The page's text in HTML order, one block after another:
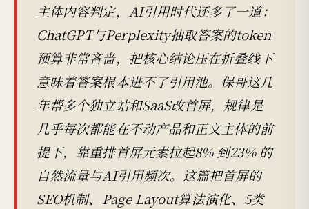
主体内容判定，AI引用时代还多了一道：
ChatGPT与Perplexity抽取答案的token
预算非常吝啬，把核心结论压在折叠线下
意味着答案根本进不了引用池。保哥这几
年帮多个独立站和SaaS改首屏，规律是
几乎每次都能在不动产品和正文主体的前
提下，靠重排首屏元素拉起8% 到23% 的
自然流量与AI引用频次。这篇把首屏的
SEO机制、Page Layout算法演化、5类